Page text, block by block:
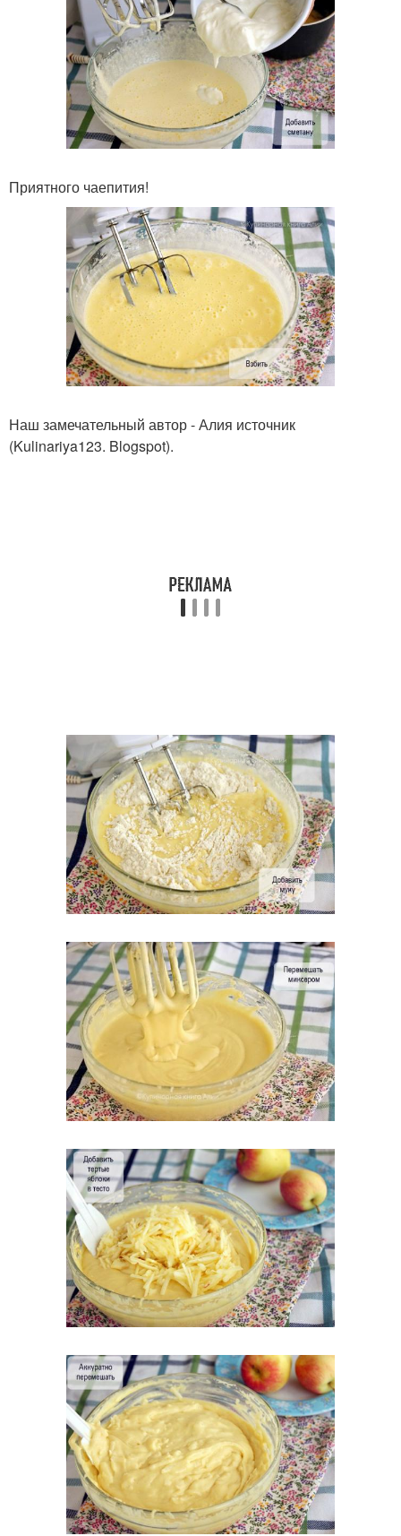
Приятного чаепития!
Наш замечательный автор - Алия источник
(Kulinariya123. Blogspot).